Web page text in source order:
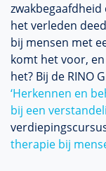
het verleden
bij mensen met
komt het voor,
het? Bij de RINO
‘Herkennen en
bij een
therapie bij